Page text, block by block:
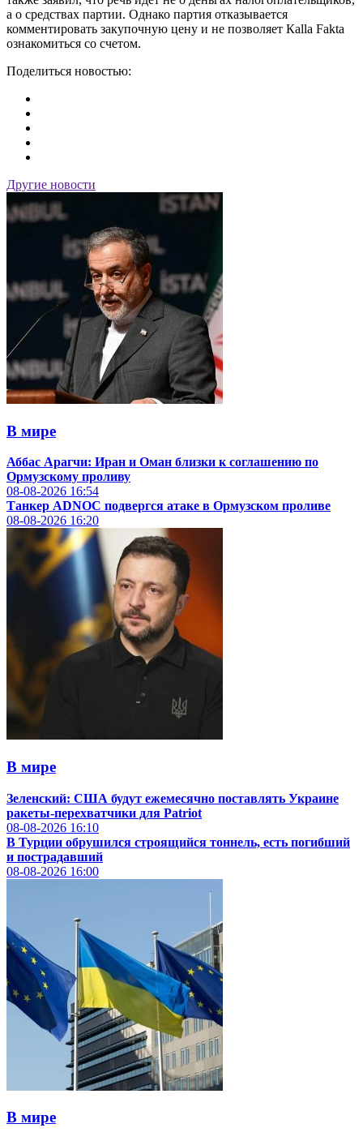
а о средствах партии. Однако партия отказывается
комментировать закупочную цену и не позволяет Кalla Fakta
ознакомиться со счетом.
Поделиться новостью:
Другие новости
В мире
Аббас Арагчи: Иран и Оман близки к соглашению по
Ормузскому проливу
08-08-2026 16:54
Танкер ADNOC подвергся атаке в Ормузском проливе
08-08-2026 16:20
В мире
Зеленский: США будут ежемесячно поставлять Украине
ракеты-перехватчики для Patriot
08-08-2026 16:10
В Турции обрушился строящийся тоннель, есть погибший
и пострадавший
08-08-2026 16:00
В мире